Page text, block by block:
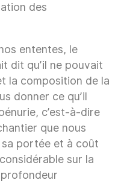
des
ententes, le
dit qu’il ne pouvait
la composition de la
donner ce qu’il
c’est-à-dire
que nous
portée et à coût
sur la
profondeur